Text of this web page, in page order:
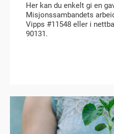
Her kan du enkelt gi en
Misjonssambandets
Vipps #11548 eller i
90131.